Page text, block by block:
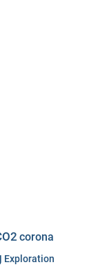
corona
Exploration